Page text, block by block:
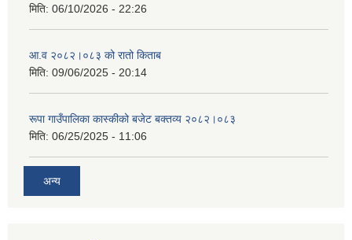
मिति: 06/10/2026 - 22:26
आ.व २०८२।०८३ को रातो किताब
मिति: 09/06/2025 - 20:14
रूपा गाउँपालिका कास्कीको बजेट बक्तव्य २०८२।०८३
मिति: 06/25/2025 - 11:06
अन्य